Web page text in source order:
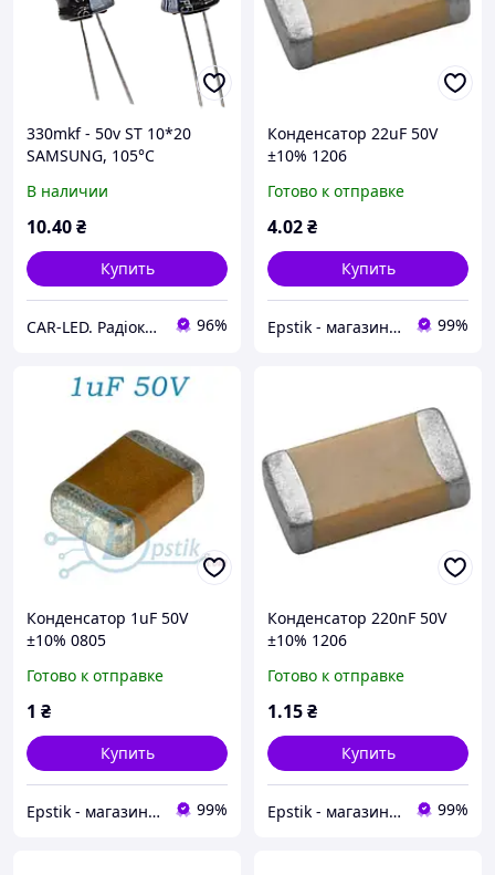
330mkf - 50v ST 10*20
SAMSUNG, 105°C
електролітичний
В наличии
10.40₴
Купить
CAR-LED. Радіокомпоненти та LED освітлення. 96%
Конденсатор 22uF 50V
±10% 1206
Готово к отправке
4.02₴
Купить
Epstik - магазин радиокомпонентов 99%
Конденсатор 1uF 50V
±10% 0805
Готово к отправке
1 ₴
Купить
Epstik - магазин радиокомпонентов 99%
Конденсатор 220nF 50V
±10% 1206
Готово к отправке
1.15₴
Купить
Epstik - магазин радиокомпонентов 99%